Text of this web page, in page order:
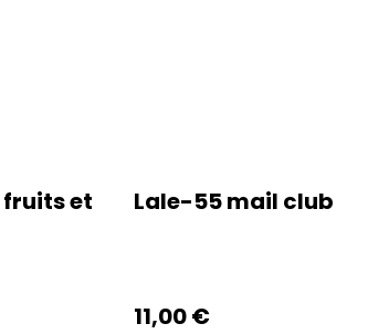
et
Lale-55 mail club
11,00 €